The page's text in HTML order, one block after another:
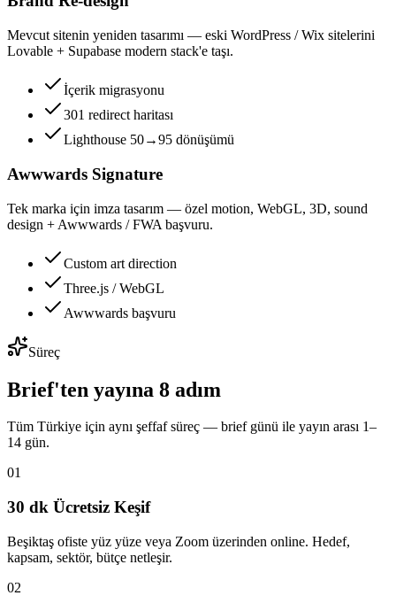
Mevcut sitenin yeniden tasarımı — eski WordPress / Wix sitelerini
Lovable + Supabase modern stack'e taşı.
İçerik migrasyonu
301 redirect haritası
Lighthouse 50→95 dönüşümü
Awwwards Signature
Tek marka için imza tasarım — özel motion, WebGL, 3D, sound
design + Awwwards / FWA başvuru.
Custom art direction
Three.js / WebGL
Awwwards başvuru
Süreç
Brief'ten yayına 8 adım
Tüm Türkiye için aynı şeffaf süreç — brief günü ile yayın arası 1–
14 gün.
01
30 dk Ücretsiz Keşif
Beşiktaş ofiste yüz yüze veya Zoom üzerinden online. Hedef,
kapsam, sektör, bütçe netleşir.
02